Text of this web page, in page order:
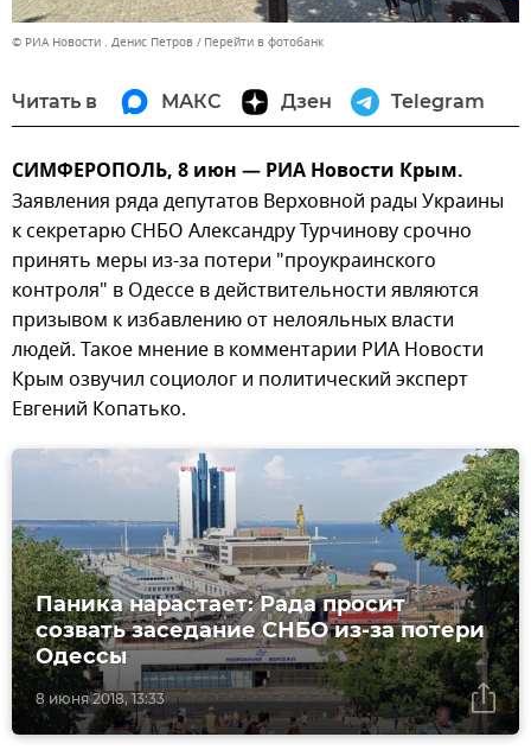
© РИА Новости . Денис Петров Перейти в фотобанк
Читать в МАКС Дзен Telegram
СИМФЕРОПОЛЬ, 8 июн — РИА Новости Крым.
Заявления ряда депутатов Верховной рады Украины
к секретарю СНБО Александру Турчинову срочно
принять меры из-за потери "проукраинского
контроля" в Одессе в действительности являются
призывом к избавлению от нелояльных власти
людей. Такое мнение в комментарии РИА Новости
Крым озвучил социолог и политический эксперт
Евгений Копатько.
8 июня 2018, 13:33
Паника нарастает: Рада просит
созвать заседание СНБО из-за потери
Одессы